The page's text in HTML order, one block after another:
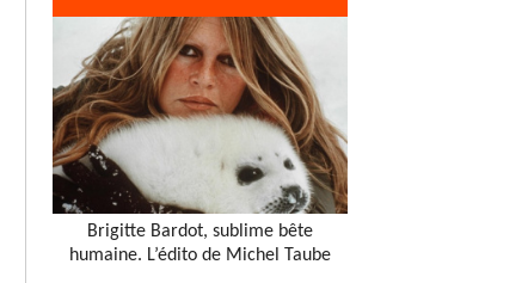
Brigitte Bardot, sublime bête
humaine. L’édito de Michel Taube